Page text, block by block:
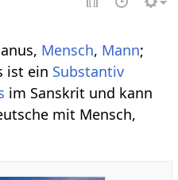
Mensch, Mann;
ist ein Substantiv
im Sanskrit und kann
mit Mensch,